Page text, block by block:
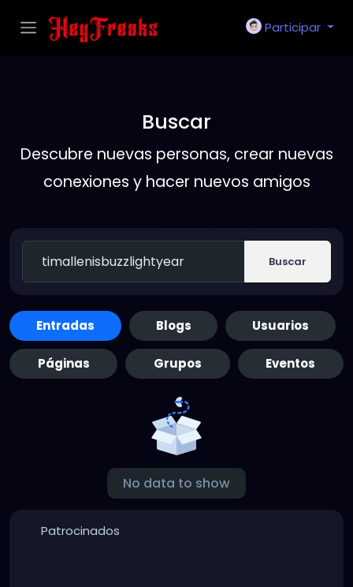
Participar
Buscar
Descubre nuevas personas, crear nuevas
conexiones y hacer nuevos amigos
Buscar
Entradas Blogs Usuarios
Páginas Grupos Eventos
No data to show
Patrocinados